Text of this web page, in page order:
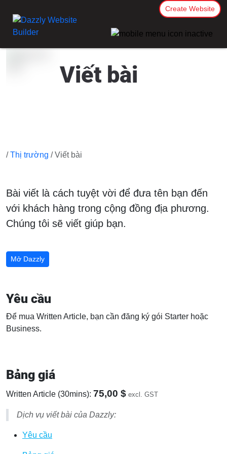
Create Website
Viết bài
/Thị trường / Viết bài
Bài viết là cách tuyệt vời để đưa tên bạn đến
với khách hàng trong cộng đồng địa phương.
Chúng tôi sẽ viết giúp bạn.
Mở Dazzly
Yêu cầu
Để mua Written Article, bạn cần đăng ký gói Starter hoặc
Business.
Bảng giá
Written Article (30mins): 75,00 $ excl. GST
Dịch vụ viết bài của Dazzly:
Yêu cầu